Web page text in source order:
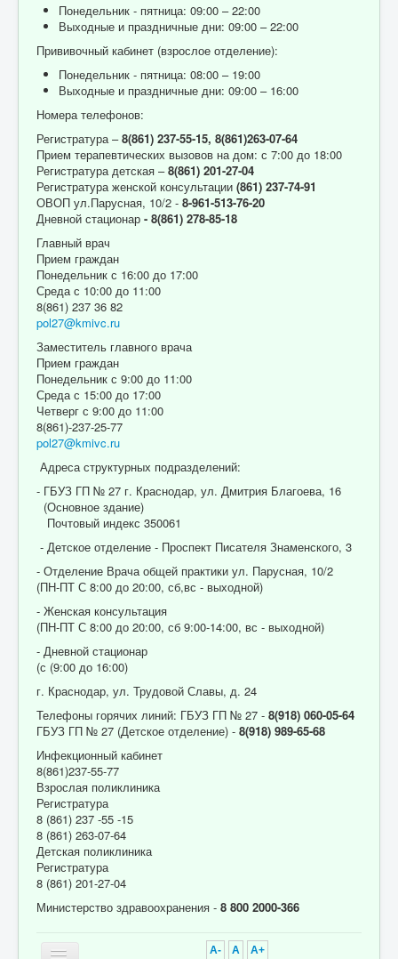
Понедельник - пятница: 09:00 – 22:00
Выходные и праздничные дни: 09:00 – 22:00
Прививочный кабинет (взрослое отделение):
Понедельник - пятница: 08:00 – 19:00
Выходные и праздничные дни: 09:00 – 16:00
Номера телефонов:
Регистратура –8(861) 237-55-15, 8(861)263-07-64
Прием терапевтических вызовов на дом: с 7:00 до 18:00
Регистратура детская –8(861) 201-27-04
Регистратура женской консультации (861) 237-74-91
ОВОП ул.Парусная, 10/2 - 8-961-513-76-20
Дневной стационар - 8(861) 278-85-18
Главный врач
Прием граждан
Понедельник с 16:00 до 17:00
Среда с 10:00 до 11:00
8(861) 237 36 82
pol27@kmivc.ru
Заместитель главного врача
Прием граждан
Понедельник с 9:00 до 11:00
Среда с 15:00 до 17:00
Четверг с 9:00 до 11:00
8(861)-237-25-77
pol27@kmivc.ru
Адреса структурных подразделений:
- ГБУЗ ГП № 27 г. Краснодар, ул. Дмитрия Благоева, 16
(Основное здание)
Почтовый индекс 350061
- Детское отделение - Проспект Писателя Знаменского, 3
- Отделение Врача общей практики ул. Парусная, 10/2
(ПН-ПТ С 8:00 до 20:00, сб,вс - выходной)
- Женская консультация
(ПН-ПТ С 8:00 до 20:00, сб 9:00-14:00, вс - выходной)
- Дневной стационар
(с (9:00 до 16:00)
г. Краснодар, ул. Трудовой Славы, д. 24
Телефоны горячих линий: ГБУЗ ГП № 27 - 8(918) 060-05-64
ГБУЗ ГП № 27 (Детское отделение) - 8(918) 989-65-68
Инфекционный кабинет
8(861)237-55-77
Взрослая поликлиника
Регистратура
8 (861) 237 -55 -15
8 (861) 263-07-64
Детская поликлиника
Регистратура
8 (861) 201-27-04
Министерство здравоохранения - 8 800 2000-366
A- A A+